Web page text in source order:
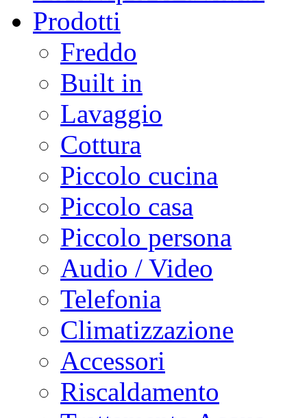
Prodotti
Freddo
Built in
Lavaggio
Cottura
Piccolo cucina
Piccolo casa
Piccolo persona
Audio / Video
Telefonia
Climatizzazione
Accessori
Riscaldamento